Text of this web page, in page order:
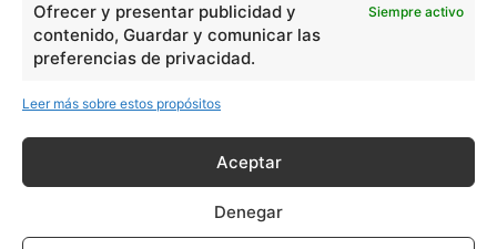
Ofrecer y presentar publicidad y
contenido, Guardar y comunicar las
preferencias de privacidad.
Siempre activo
Leer más sobre estos propósitos
Aceptar
Denegar